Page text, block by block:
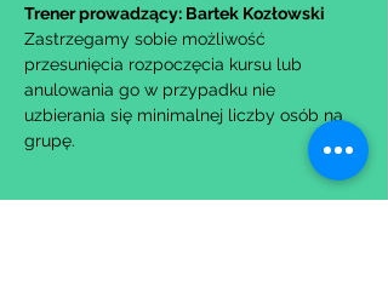
Trener prowadzący: Bartek Kozłowski
Zastrzegamy sobie możliwość
przesunięcia rozpoczęcia kursu lub
anulowania go w przypadku nie
uzbierania się minimalnej liczby osób na
grupę.